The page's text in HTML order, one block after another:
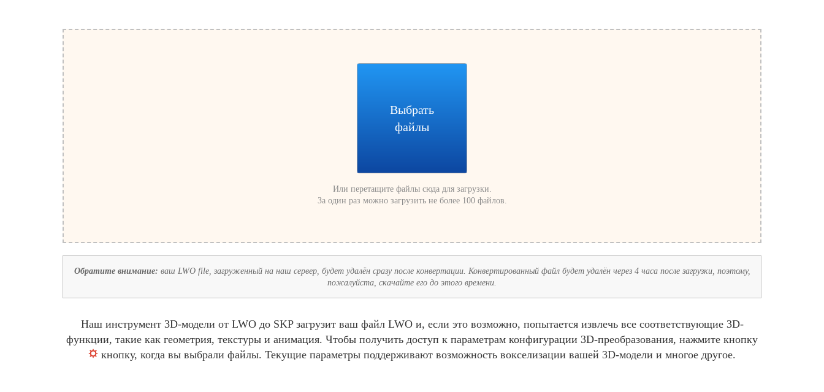
Выбрать
файлы
Или перетащите файлы сюда для загрузки.
За один раз можно загрузить не более 100 файлов.
Обратите внимание: ваш LWO file, загруженный на наш сервер, будет удалён сразу после конвертации. Конвертированный файл будет удалён через 4 часа после загрузки, поэтому,
пожалуйста, скачайте его до этого времени.
Наш инструмент 3D-модели от LWO до SKP загрузит ваш файл LWO и, если это возможно, попытается извлечь все соответствующие 3D-
функции, такие как геометрия, текстуры и анимация. Чтобы получить доступ к параметрам конфигурации 3D-преобразования, нажмите кнопку
кнопку, когда вы выбрали файлы. Текущие параметры поддерживают возможность вокселизации вашей 3D-модели и многое другое.